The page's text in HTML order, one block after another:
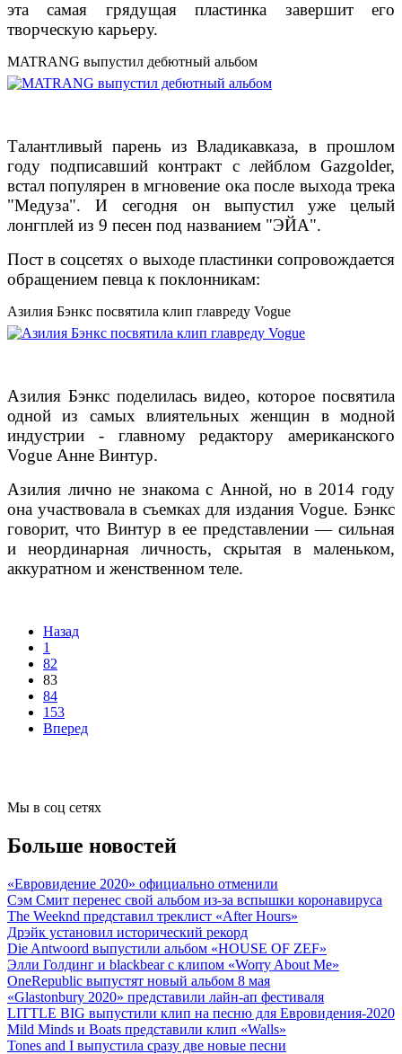
эта самая грядущая пластинка завершит его
творческую карьеру.
MATRANG выпустил дебютный альбом
Талантливый парень из Владикавказа, в прошлом
году подписавший контракт с лейблом Gazgolder,
встал популярен в мгновение ока после выхода трека
"Медуза". И сегодня он выпустил уже целый
лонгплей из 9 песен под названием "ЭЙА".
Пост в соцсетях о выходе пластинки сопровождается
обращением певца к поклонникам:
Азилия Бэнкс посвятила клип главреду Vogue
Азилия Бэнкс поделилась видео, которое посвятила
одной из самых влиятельных женщин в модной
индустрии - главному редактору американского
Vogue Анне Винтур.
Азилия лично не знакома с Анной, но в 2014 году
она участвовала в съемках для издания Vogue. Бэнкс
говорит, что Винтур в ее представлении — сильная
и неординарная личность, скрытая в маленьком,
аккуратном и женственном теле.
Назад
1
82
83
84
153
Вперед
Мы в соц сетях
Больше новостей
«Евровидение 2020» официально отменили
Сэм Смит перенес свой альбом из-за вспышки коронавируса
The Weeknd представил треклист «After Hours»
Дрэйк установил исторический рекорд
Die Antwoord выпустили альбом «HOUSE OF ZEF»
Элли Голдинг и blackbear с клипом «Worry About Me»
OneRepublic выпустят новый альбом 8 мая
«Glastonbury 2020» представили лайн-ап фестиваля
LITTLE BIG выпустили клип на песню для Евровидения-2020
Mild Minds и Boats представили клип «Walls»
Tones and I выпустила сразу две новые песни